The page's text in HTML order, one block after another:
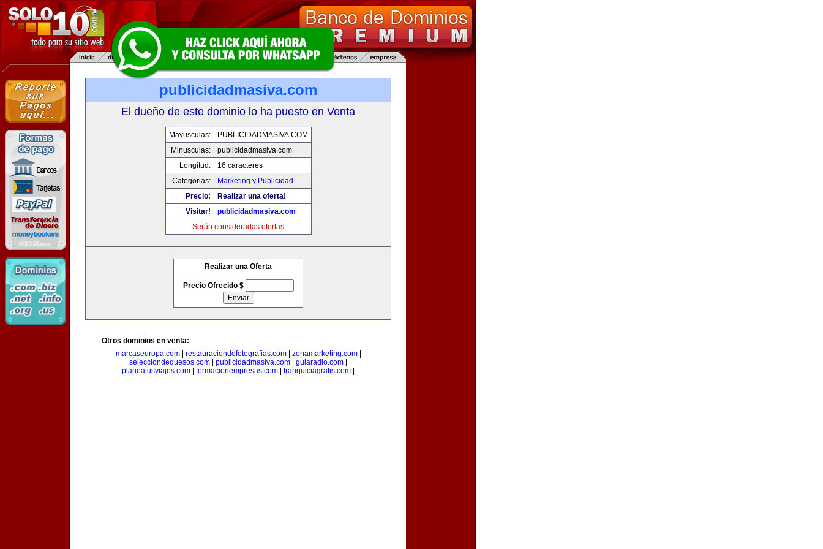
publicidadmasiva.com
El dueño de este dominio lo ha puesto en Venta
Mayusculas:
PUBLICIDADMASIVA.COM
Minusculas:
publicidadmasiva.com
Longitud:
16 caracteres
Categorias:
Marketing y Publicidad
Precio:
Realizar una oferta!
Visitar!
publicidadmasiva.com
Serán consideradas ofertas
Realizar una Oferta
Precio Ofrecido $
Otros dominios en venta:
marcaseuropa.com| restauraciondefotografias.com| zonamarketing.com|
selecciondequesos.com
publicidadmasiva.com guiaradio.com
planeatusviajes.com
formacionempresas.com franquiciagratis.com